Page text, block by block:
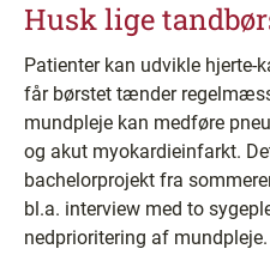
Husk lige
Patienter kan udvikle hjerte-
får børstet tænder
mundpleje kan medføre
og akut myokardieinfarkt.
bachelorprojekt fra
bl.a. interview med to
nedprioritering af mundpleje.